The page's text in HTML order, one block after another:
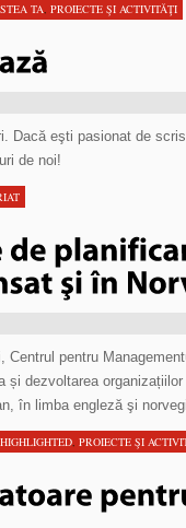
TA, PROIECTE ŞI ACTIVITĂŢI
Dacă eşti pasionat de
de noi!
pentru
și dezvoltarea
în limba engleză şi
HIGHLIGHTED, PROIECTE ŞI